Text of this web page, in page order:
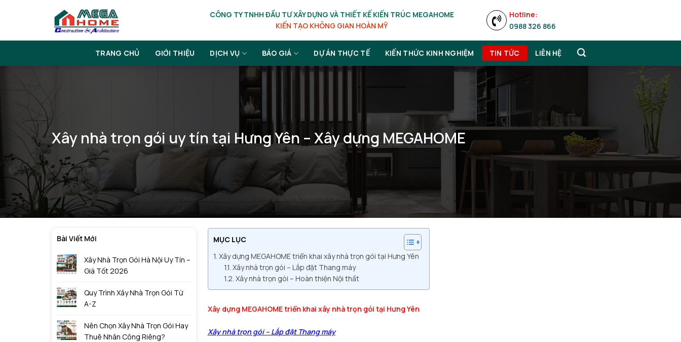
CÔNG TY TNHH ĐẦU TƯ XÂY DỰNG VÀ THIẾT KẾ KIẾN TRÚC MEGAHOME
KIẾN TẠO KHÔNG GIAN HOÀN MỸ
Hotline:
0988 326 866
TRANG CHỦ GIỚI THIỆU DỊCH VỤ BÁO GIÁ DỰ ÁN THỰC TẾ KIẾN THỨC KINH NGHIỆM TIN TỨC LIÊN HỆ
Xây nhà trọn gói uy tín tại Hưng Yên – Xây dựng MEGAHOME
Bài Viết Mới
Xây Nhà Trọn Gói Hà Nội Uy Tín –
Giá Tốt 2026
Quy Trình Xây Nhà Trọn Gói Từ
A-Z
Nên Chọn Xây Nhà Trọn Gói Hay
Thuê Nhân Công Riêng?
MỤC LỤC
Xây dựng MEGAHOME triển khai xây nhà trọn gói tại Hưng Yên
Xây nhà trọn gói – Lắp đặt Thang máy
Xây nhà trọn gói – Hoàn thiện Nội thất
Xây dựng MEGAHOME triển khai xây nhà trọn gói tại Hưng Yên
Xây nhà trọn gói – Lắp đặt Thang máy